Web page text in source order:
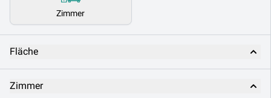
Zimmer
Fläche
Zimmer